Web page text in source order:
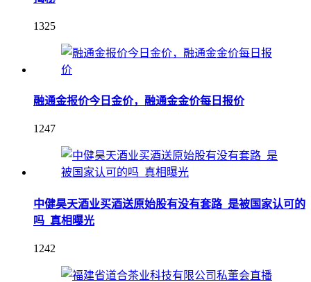
1325
融通金报价今日金价，融通金金价每日报价
1247
中健昊天酒业买酒送原始股有没有套路_是被国家认可的
吗_真相曝光
1242